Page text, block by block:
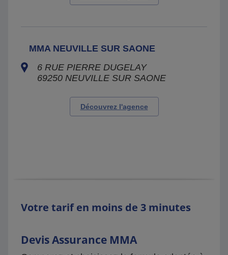
MMA NEUVILLE SUR SAONE
6 RUE PIERRE DUGELAY
69250 NEUVILLE SUR SAONE
Découvrez l'agence
Votre tarif en moins de 3 minutes
Devis Assurance MMA